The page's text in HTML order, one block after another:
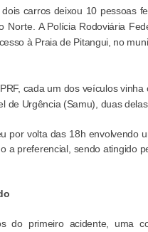
carros deixou 10 pessoas
Norte . A Polícia Rodoviária
à Praia de Pitangui, no
cada um dos veículos
de Urgência (Samu), duas
por volta das 18h envolvendo
a preferencial, sendo atingido
do primeiro acidente, uma